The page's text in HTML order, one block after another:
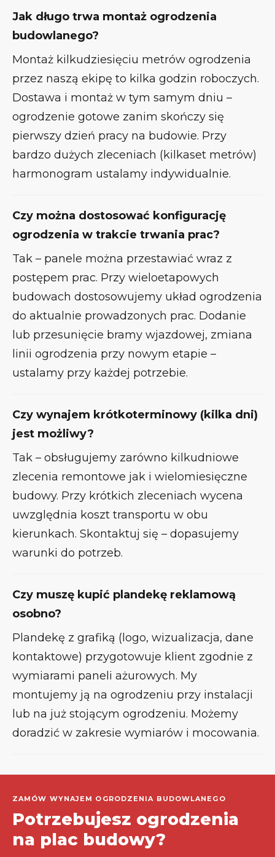
Jak długo trwa montaż ogrodzenia
budowlanego?
Montaż kilkudziesięciu metrów ogrodzenia
przez naszą ekipę to kilka godzin roboczych.
Dostawa i montaż w tym samym dniu –
ogrodzenie gotowe zanim skończy się
pierwszy dzień pracy na budowie. Przy
bardzo dużych zleceniach (kilkaset metrów)
harmonogram ustalamy indywidualnie.
Czy można dostosować konfigurację
ogrodzenia w trakcie trwania prac?
Tak – panele można przestawiać wraz z
postępem prac. Przy wieloetapowych
budowach dostosowujemy układ ogrodzenia
do aktualnie prowadzonych prac. Dodanie
lub przesunięcie bramy wjazdowej, zmiana
linii ogrodzenia przy nowym etapie –
ustalamy przy każdej potrzebie.
Czy wynajem krótkoterminowy (kilka dni)
jest możliwy?
Tak – obsługujemy zarówno kilkudniowe
zlecenia remontowe jak i wielomiesięczne
budowy. Przy krótkich zleceniach wycena
uwzględnia koszt transportu w obu
kierunkach. Skontaktuj się – dopasujemy
warunki do potrzeb.
Czy muszę kupić plandekę reklamową
osobno?
Plandekę z grafiką (logo, wizualizacja, dane
kontaktowe) przygotowuje klient zgodnie z
wymiarami paneli ażurowych. My
montujemy ją na ogrodzeniu przy instalacji
lub na już stojącym ogrodzeniu. Możemy
doradzić w zakresie wymiarów i mocowania.
ZAMÓW WYNAJEM OGRODZENIA BUDOWLANEGO
Potrzebujesz ogrodzenia
na plac budowy?